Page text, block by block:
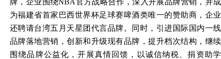
牌，企业围绕NBA官方战略合作，深入开展品牌营销，并成
为福建省首家巴西世界杯足球赛啤酒类唯一的赞助商，企业
还聘请台湾五月天星团代言品牌。同时，引进国际国内一线
品牌落地营销，创新和升级现有品牌，提升档次结构，继续
围绕品牌公益化，开展真情回馈，以诚信纳税、捐资助学